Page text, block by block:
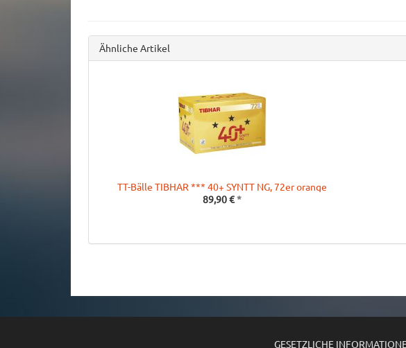
Ähnliche Artikel
TT-Bälle TIBHAR *** 40+ SYNTT NG, 72er orange
89,90 €*
GESETZLICHE